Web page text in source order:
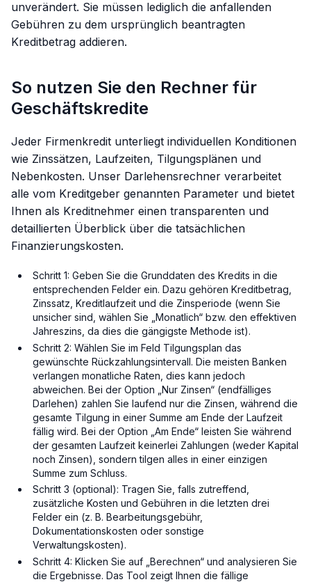
unverändert. Sie müssen lediglich die anfallenden
Gebühren zu dem ursprünglich beantragten
Kreditbetrag addieren.
So nutzen Sie den Rechner für
Geschäftskredite
Jeder Firmenkredit unterliegt individuellen Konditionen
wie Zinssätzen, Laufzeiten, Tilgungsplänen und
Nebenkosten. Unser Darlehensrechner verarbeitet
alle vom Kreditgeber genannten Parameter und bietet
Ihnen als Kreditnehmer einen transparenten und
detaillierten Überblick über die tatsächlichen
Finanzierungskosten.
Schritt 1: Geben Sie die Grunddaten des Kredits in die
entsprechenden Felder ein. Dazu gehören Kreditbetrag,
Zinssatz, Kreditlaufzeit und die Zinsperiode (wenn Sie
unsicher sind, wählen Sie „Monatlich“ bzw. den effektiven
Jahreszins, da dies die gängigste Methode ist).
Schritt 2: Wählen Sie im Feld Tilgungsplan das
gewünschte Rückzahlungsintervall. Die meisten Banken
verlangen monatliche Raten, dies kann jedoch
abweichen. Bei der Option „Nur Zinsen“ (endfälliges
Darlehen) zahlen Sie laufend nur die Zinsen, während die
gesamte Tilgung in einer Summe am Ende der Laufzeit
fällig wird. Bei der Option „Am Ende“ leisten Sie während
der gesamten Laufzeit keinerlei Zahlungen (weder Kapital
noch Zinsen), sondern tilgen alles in einer einzigen
Summe zum Schluss.
Schritt 3 (optional): Tragen Sie, falls zutreffend,
zusätzliche Kosten und Gebühren in die letzten drei
Felder ein (z. B. Bearbeitungsgebühr,
Dokumentationskosten oder sonstige
Verwaltungskosten).
Schritt 4: Klicken Sie auf „Berechnen“ und analysieren Sie
die Ergebnisse. Das Tool zeigt Ihnen die fällige